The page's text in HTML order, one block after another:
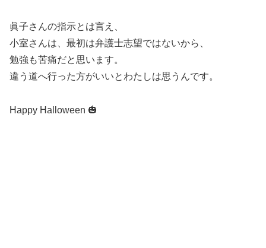
眞子さんの指示とは言え、
小室さんは、最初は弁護士志望ではないから、
勉強も苦痛だと思います。
違う道へ行った方がいいとわたしは思うんです。
Happy Halloween 🎃